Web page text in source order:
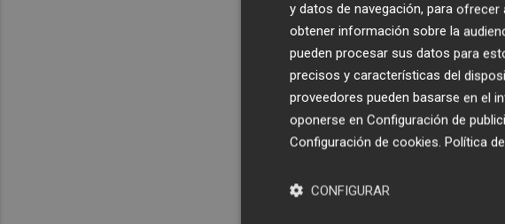
y datos de navegación, para
obtener información sobre la
pueden procesar sus datos para
precisos y características del
proveedores pueden basarse en el
oponerse en Configuración de
Configuración de cookies. Política
CONFIGURAR